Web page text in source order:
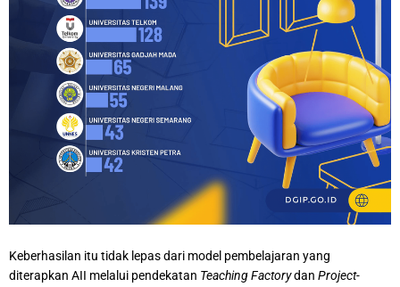
Keberhasilan itu tidak lepas dari model pembelajaran yang
diterapkan AII melalui pendekatan Teaching Factorydan Project-